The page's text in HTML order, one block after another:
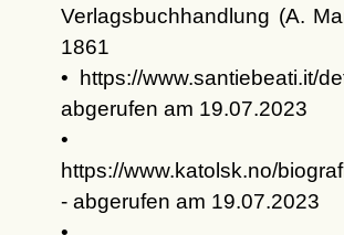
Verlagsbuchhandlung (A.
1861
• https://www.santiebeati.it/
abgerufen am 19.07.2023
•
https://www.katolsk.no/
- abgerufen am 19.07.2023